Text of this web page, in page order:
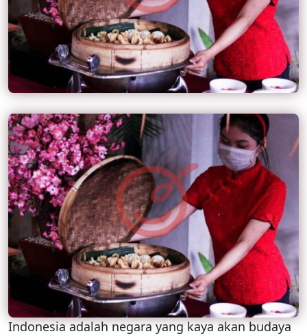
Indonesia adalah negara yang kaya akan budaya